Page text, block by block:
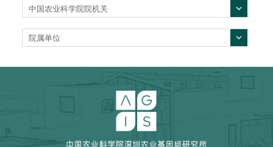
中国农业科学院院机关
院属单位